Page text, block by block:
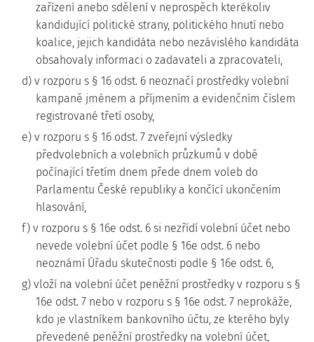
zařízení anebo sdělení v neprospěch kterékoliv
kandidující politické strany, politického hnutí nebo
koalice, jejich kandidáta nebo nezávislého kandidáta
obsahovaly informaci o zadavateli a zpracovateli,
d) v rozporu s § 16 odst. 6 neoznačí prostředky volební
kampaně jménem a příjmením a evidenčním číslem
registrované třetí osoby,
e) v rozporu s § 16 odst. 7 zveřejní výsledky
předvolebních a volebních průzkumů v době
počínající třetím dnem přede dnem voleb do
Parlamentu České republiky a končící ukončením
hlasování,
f) v rozporu s § 16e odst. 6 si nezřídí volební účet nebo
nevede volební účet podle § 16e odst. 6 nebo
neoznámí Úřadu skutečnosti podle § 16e odst. 6,
g) vloží na volební účet peněžní prostředky v rozporu s §
16e odst. 7 nebo v rozporu s § 16e odst. 7 neprokáže,
kdo je vlastníkem bankovního účtu, ze kterého byly
převedené peněžní prostředky na volební účet,